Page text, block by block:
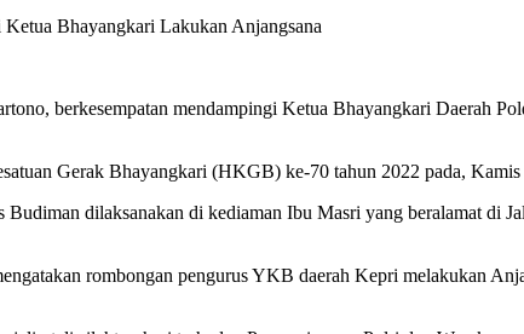
Bhayangkari Lakukan Anjangsana
berkesempatan mendampingi Ketua Bhayangkari Daerah
Gerak Bhayangkari (HKGB) ke-70 tahun 2022 pada,
dilaksanakan di kediaman Ibu Masri yang beralamat
rombongan pengurus YKB daerah Kepri melakukan